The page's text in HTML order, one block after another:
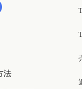
法